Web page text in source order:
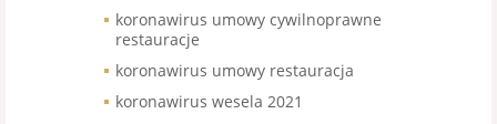
koronawirus umowy cywilnoprawne
restauracje
koronawirus umowy restauracja
koronawirus wesela 2021